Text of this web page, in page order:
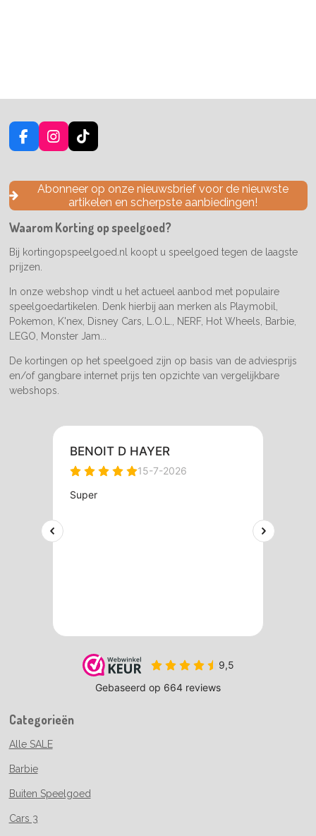
F
a
e
o
k
I
n
t
a
g
a
m
T
i
T
o
k
Abonneer op onze nieuwsbrief voor de nieuwste
artikelen en scherpste aanbiedingen!
Waarom Korting op speelgoed?
Bij kortingopspeelgoed.nl koopt u speelgoed tegen de laagste
prijzen.
In onze webshop vindt u het actueel aanbod met populaire
speelgoedartikelen. Denk hierbij aan merken als Playmobil,
Pokemon, K'nex, Disney Cars, L.O.L., NERF, Hot Wheels, Barbie,
LEGO, Monster Jam...
De kortingen op het speelgoed zijn op basis van de adviesprijs
en/of gangbare internet prijs ten opzichte van vergelijkbare
webshops.
Categorieën
Alle SALE
Barbie
Buiten Speelgoed
Cars 3